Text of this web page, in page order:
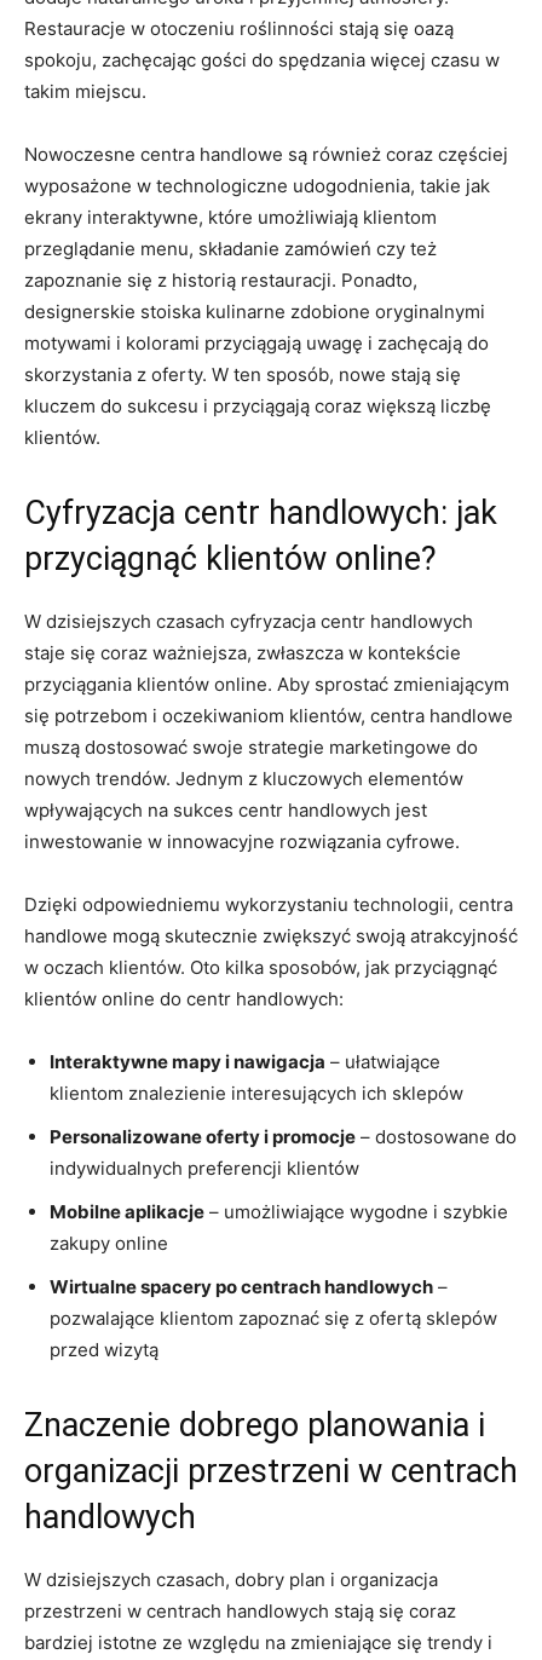
Restauracje w otoczeniu roślinności stają się oazą
spokoju,‍ zachęcając⁢ gości do spędzania więcej czasu w
takim miejscu.
Nowoczesne centra handlowe są również⁢ coraz częściej
wyposażone w‌ technologiczne udogodnienia, takie jak
ekrany interaktywne, które⁣ umożliwiają klientom
przeglądanie⁢ menu, składanie zamówień czy też
zapoznanie się ​z ‌historią restauracji. Ponadto,
⁢designerskie stoiska kulinarne zdobione oryginalnymi
motywami i kolorami przyciągają uwagę i ‍zachęcają do
skorzystania z oferty. W ten sposób, nowe stają się
kluczem do‍ sukcesu i przyciągają coraz większą liczbę⁣
klientów.
Cyfryzacja centr handlowych: jak
przyciągnąć ​klientów online?
W ⁢dzisiejszych czasach cyfryzacja centr ⁤handlowych
staje się coraz ważniejsza, zwłaszcza w kontekście
przyciągania klientów ​online. Aby sprostać zmieniającym⁣
się potrzebom ⁣i oczekiwaniom ‌klientów, ‌centra handlowe
muszą‍ dostosować swoje strategie marketingowe do
nowych trendów. Jednym z ⁢kluczowych elementów
wpływających na sukces centr⁢ handlowych jest
inwestowanie w innowacyjne rozwiązania cyfrowe.
Dzięki odpowiedniemu ⁤wykorzystaniu‌ technologii, centra
handlowe mogą skutecznie zwiększyć ⁤swoją ‍atrakcyjność
w oczach klientów. Oto kilka sposobów, jak przyciągnąć
klientów online do centr⁣ handlowych:
Interaktywne mapy i nawigacja – ułatwiające
klientom znalezienie interesujących ich sklepów
Personalizowane oferty i promocje ‍– dostosowane do
indywidualnych preferencji klientów
Mobilne aplikacje ⁣– umożliwiające wygodne i szybkie‍
zakupy​ online
Wirtualne spacery po ​centrach handlowych –
pozwalające klientom zapoznać się z ofertą sklepów
przed wizytą
Znaczenie dobrego planowania ​i
organizacji przestrzeni w centrach
handlowych
W dzisiejszych czasach, dobry plan i organizacja
przestrzeni w centrach handlowych stają się coraz
bardziej istotne ze względu na zmieniające się trendy i